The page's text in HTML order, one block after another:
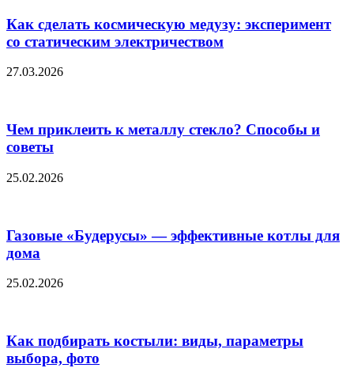
Как сделать космическую медузу: эксперимент
со статическим электричеством
27.03.2026
Чем приклеить к металлу стекло? Способы и
советы
25.02.2026
Газовые «Будерусы» — эффективные котлы для
дома
25.02.2026
Как подбирать костыли: виды, параметры
выбора, фото